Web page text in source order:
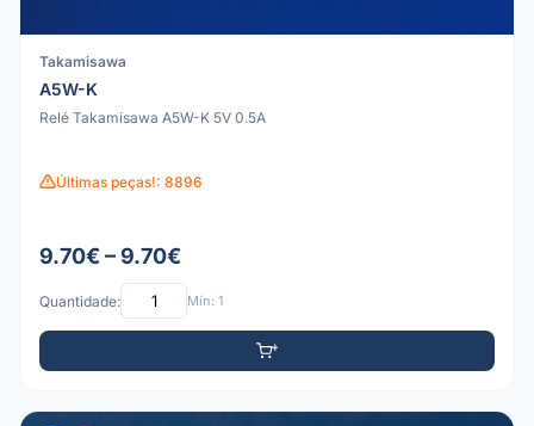
Takamisawa
A5W-K
Relé Takamisawa A5W-K 5V 0.5A
Últimas peças!: 8896
9.70€ – 9.70€
Quantidade: Mín: 1